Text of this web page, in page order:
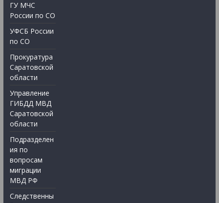
ГУ МЧС
России по СО
УФСБ России
по СО
Прокуратура
Саратовской
области
Управление
ГИБДД МВД
Саратовской
области
Подразделен
ия по
вопросам
миграции
МВД РФ
Следственны